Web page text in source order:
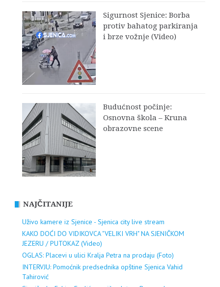
Sigurnost Sjenice: Borba
protiv bahatog parkiranja
i brze vožnje (Video)
Budućnost počinje:
Osnovna škola – Kruna
obrazovne scene
NAJČITANIJE
Uživo kamere iz Sjenice - Sjenica city live stream
KAKO DOĆI DO VIDIKOVCA "VELIKI VRH" NA SJENIČKOM
JEZERU / PUTOKAZ (Video)
OGLAS: Placevi u ulici Kralja Petra na prodaju (Foto)
INTERVJU: Pomoćnik predsednika opštine Sjenica Vahid
Tahirović